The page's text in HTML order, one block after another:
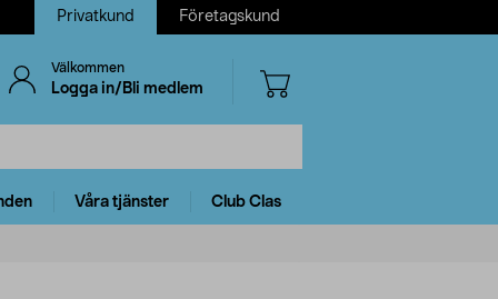
Privatkund Företagskund
Välkommen
Logga in/Bli medlem
Våra tjänster Club Clas